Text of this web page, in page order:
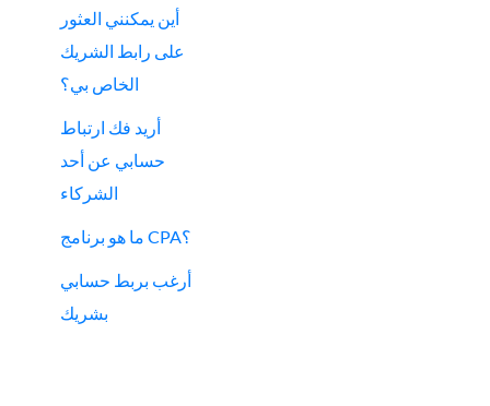
أين يمكنني العثور
على رابط الشريك
الخاص بي؟
أريد فك ارتباط
حسابي عن أحد
الشركاء
ما هو برنامج CPA؟
أرغب بربط حسابي
بشريك